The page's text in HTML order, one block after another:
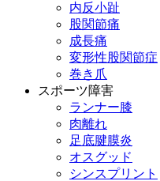
内反小趾
股関節痛
成長痛
変形性股関節症
巻き爪
スポーツ障害
ランナー膝
肉離れ
足底腱膜炎
オスグッド
シンスプリント